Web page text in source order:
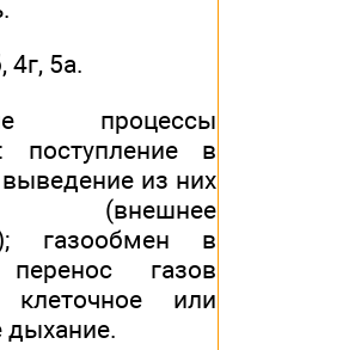
4г, 5а.
процессы
поступление в
из них
(внешнее
газообмен в
перенос газов
клеточное или
дыхание.